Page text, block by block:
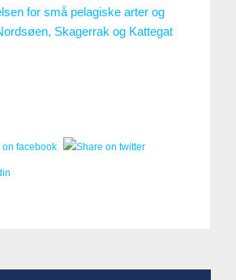
for små pelagiske arter og
Skagerrak og Kattegat